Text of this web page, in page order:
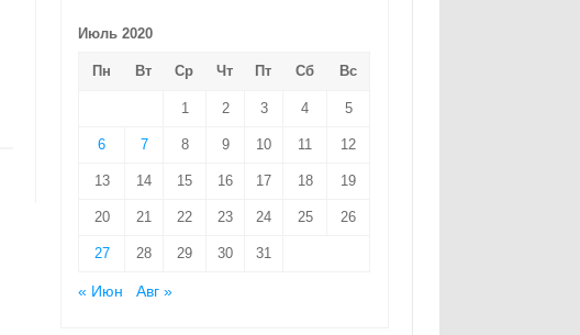
Июль 2020
Пн Вт Ср Чт Пт Сб Вс
1 2 3 4 5
6 7 8 9 10 11 12
13 14 15 16 17 18 19
20 21 22 23 24 25 26
27 28 29 30 31
« Июн Авг »